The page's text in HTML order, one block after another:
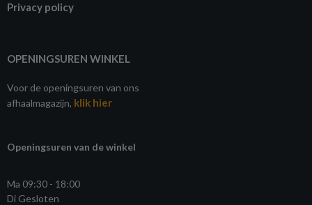
Privacy policy
OPENINGSUREN WINKEL
Voor de openingsuren van ons
afhaalmagazijn, klik hier
Openingsuren van de winkel
Ma 09:30 - 18:00
Di Gesloten